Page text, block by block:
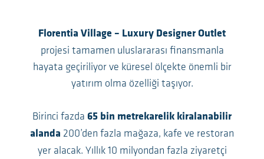
Florentia Village – Luxury Designer Outlet
projesi tamamen uluslararası finansmanla
hayata geçiriliyor ve küresel ölçekte önemli bir
yatırım olma özelliği taşıyor.
Birinci fazda 65 bin metrekarelik kiralanabilir
alanda 200’den fazla mağaza, kafe ve restoran
yer alacak. Yıllık 10 milyondan fazla ziyaretçi